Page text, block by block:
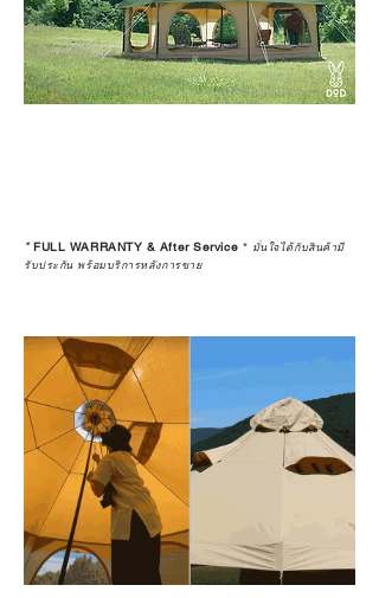
*FULL WARRANTY & After Service * มั่นใจได้กับสินค้ามี
รับประกัน พร้อมบริการหลังการขาย